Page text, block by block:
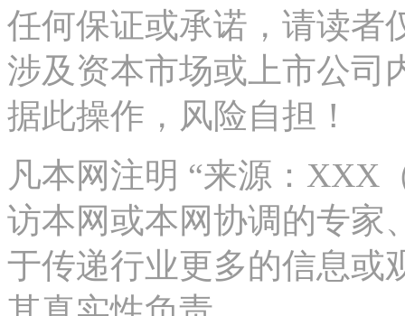
任何保证或承诺，请读者
涉及资本市场或上市公司
据此操作，风险自担！
凡本网注明 “来源：XXX
访本网或本网协调的专家
于传递行业更多的信息或